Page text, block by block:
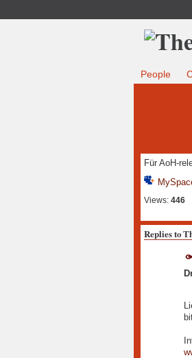
People
Für AoH-
Views: 446
Replies to